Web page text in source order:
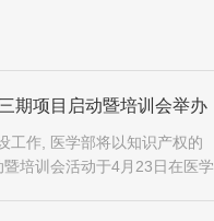
期项目启动暨培训会举办
工作, 医学部将以知识产权的
培训会活动于4月23日在医学